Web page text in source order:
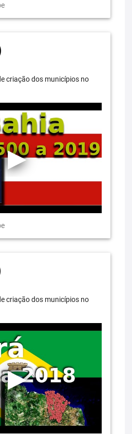
criação dos municípios no
criação dos municípios no